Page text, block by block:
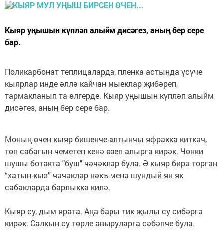
Кыяр уңышын күпләп алыйм дисәгез, аның бер сере
бар.
Поликарбонат теплицаларда, пленка астында үсүче
кыярлар инде әллә кайчан мыеклар җибәреп,
тармакланып та өлгерде. Кыяр уңышын күпләп алыйм
дисәгез, аның бер сере бар.
Моның өчен кыяр бишенче-алтынчы яфракка киткәч,
төп сабагын чеметеп кенә өзеп алырга кирәк. Чөнки
шушы ботакта "буш" чәчәкләр була. Ә кыяр бирә торган
“хатын-кыз” чәчәкләр нәкъ менә шундый ян як
сабакларда барлыкка килә.
Кыяр су, дым ярата. Аңа бары тик җылы су сибәргә
кирәк. Салкын су төрле авыруларга сәбәпче була.